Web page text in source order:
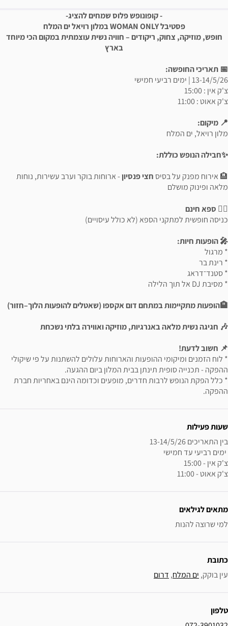
- קופונופש פלוס שמחים להציג-
פסטיבל WOMAN ONLY במלון רויאל ים המלח
חופש, מוזיקה, צחוק, ריקודים – חוויה נשית עוצמתית במקום הכי מיוחד
בארץ
📅 תאריכי החופשה:
13-14/5/26 | ימים רביעי חמישי
צ'ק אין : 15:00
צ'ק אאוט : 11:00
📍 מיקום:
מלון רויאל, ים המלח
✨חבילה הנופש כוללת:
🏨 אירוח מפנק על בסיסחצי פנסיון- ארוחות בוקר וערב עשירות, נוחות
מלאה ופינוק מושלם
💆‍♀️ ספא חינם
כניסה חופשית למתקני הספא (לא כולל עיסויים)
🎤 הופעות חיות:
* מרגול
* רינת בר
* סטנד־דראג
* מסיבת DJ אל תוך הלילה
🏨הופעות מתקיימות במתחם דום אקספו (שאטלים להופעות הלוך–חזור)
🎶 חגיגה נשית מלאה באנרגיות, מוזיקה ואווירה בלתי נשכחת
📌 חשוב לדעת!
* לוח הזמנים ומיקומי ההופעות והארוחות עלולים להשתנות על פי שיקולי
ההפקה - תכנייה סופית תינתן בבית המלון ביום ההגעה.
* כלל הפקת הנופש לרבות חדרים, מופעים וכדומה הינם באחריות חברת
ההפקה.
שעות פעילות
צ'ק אאוט - 11:00
מתאים לגילאים
למי שרוצה להנות
כתובת
עין בוקק, ים המלח, דרום
טלפון